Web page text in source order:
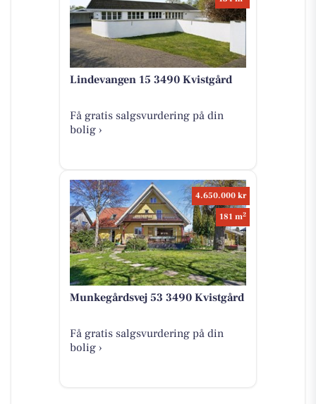
Lindevangen 15 3490 Kvistgård
Få gratis salgsvurdering på din
bolig ›
4.650.000 kr
181 m2
Munkegårdsvej 53 3490 Kvistgård
Få gratis salgsvurdering på din
bolig ›